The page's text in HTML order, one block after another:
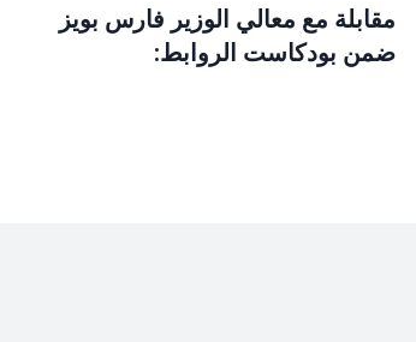
مقابلة مع معالي الوزير فارس بويز
ضمن بودكاست الروابط: